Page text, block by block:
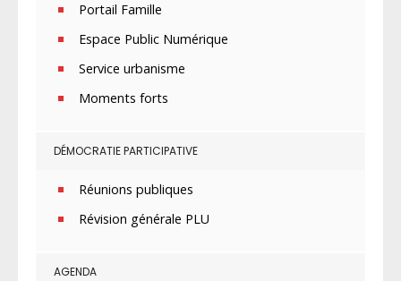
Portail Famille
Espace Public Numérique
Service urbanisme
Moments forts
DÉMOCRATIE PARTICIPATIVE
Réunions publiques
Révision générale PLU
AGENDA